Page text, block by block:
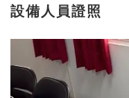
設備人員證照